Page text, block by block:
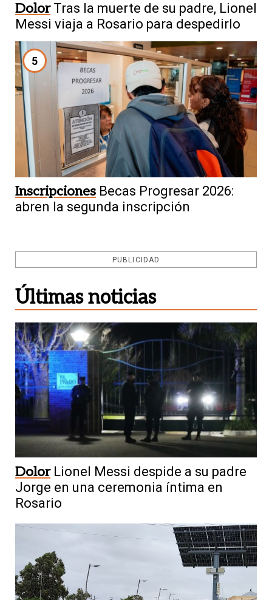
Dolor Tras la muerte de su padre, Lionel
Messi viaja a Rosario para despedirlo
5
Inscripciones Becas Progresar 2026:
abren la segunda inscripción
PUBLICIDAD
Últimas noticias
Dolor Lionel Messi despide a su padre
Jorge en una ceremonia íntima en
Rosario